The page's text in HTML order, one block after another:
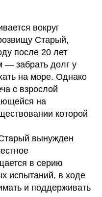
вокруг
Старый,
после 20 лет
забрать долг у
на море. Однако
с взрослой
на
которой
вынужден
в серию
испытаний, в ходе
и поддерживать